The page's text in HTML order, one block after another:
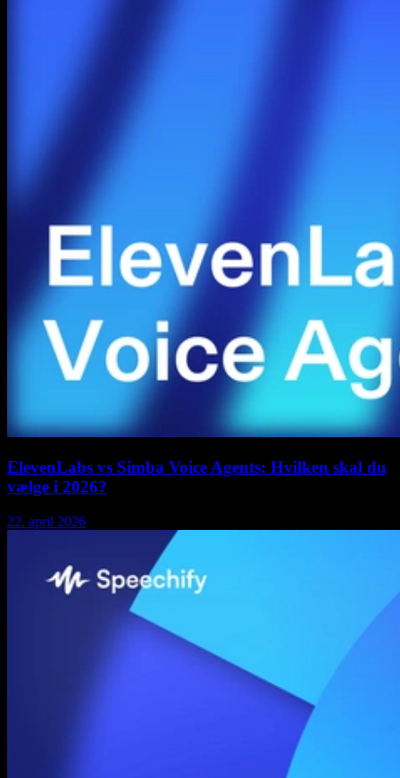
ElevenLabs vs Simba Voice Agents: Hvilken skal du
vælge i 2026?
22. april 2026